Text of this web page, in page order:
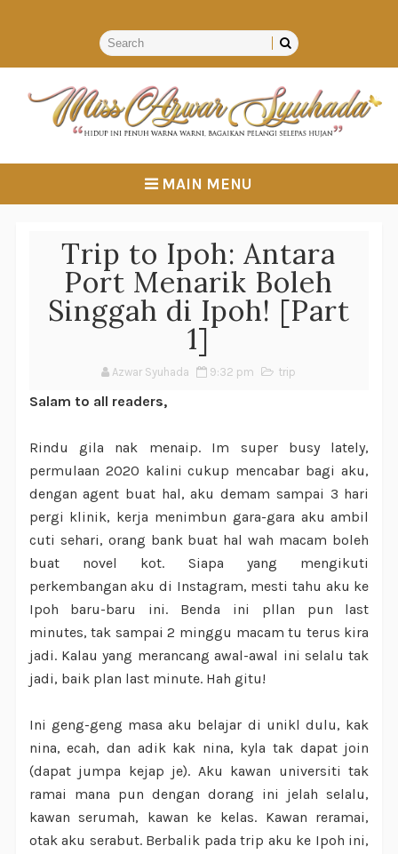
MAIN MENU
Trip to Ipoh: Antara
Port Menarik Boleh
Singgah di Ipoh! [Part
1]
Azwar Syuhada 9:32 pm trip
Salam to all readers,
Rindu gila nak menaip. Im super busy lately,
permulaan 2020 kalini cukup mencabar bagi aku,
dengan agent buat hal, aku demam sampai 3 hari
pergi klinik, kerja menimbun gara-gara aku ambil
cuti sehari, orang bank buat hal wah macam boleh
buat novel kot. Siapa yang mengikuti
perkembangan aku di Instagram, mesti tahu aku ke
Ipoh baru-baru ini. Benda ini pllan pun last
minutes, tak sampai 2 minggu macam tu terus kira
jadi. Kalau yang merancang awal-awal ini selalu tak
jadi, baik plan last minute. Hah gitu!
Ini geng-geng masa aku belajar di unikl dulu, kak
nina, ecah, dan adik kak nina, kyla tak dapat join
(dapat jumpa kejap je). Aku kawan universiti tak
ramai mana pun dengan dorang ini jelah selalu,
kawan serumah, kawan ke kelas. Kawan reramai,
otak aku serabut. Berbalik pada trip aku ke Ipoh ini,